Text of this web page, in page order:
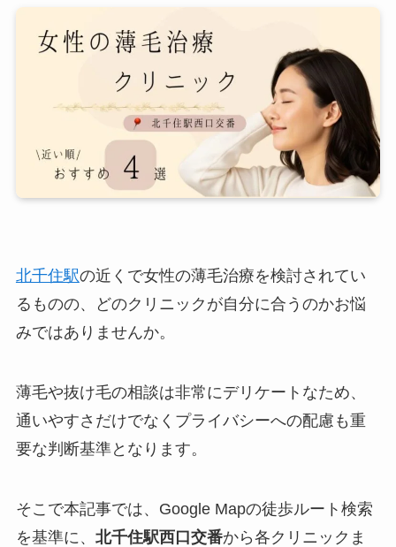
北千住駅の近くで女性の薄毛治療を検討されてい
るものの、どのクリニックが自分に合うのかお悩
みではありませんか。
薄毛や抜け毛の相談は非常にデリケートなため、
通いやすさだけでなくプライバシーへの配慮も重
要な判断基準となります。
そこで本記事では、Google Mapの徒歩ルート検索
を基準に、 北千住駅西口交番から各クリニックま